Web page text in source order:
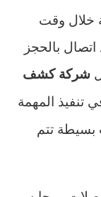
خلال وقت
بالحجز
شركة كشف
تنفيذ المهمة
بسيطة تتم